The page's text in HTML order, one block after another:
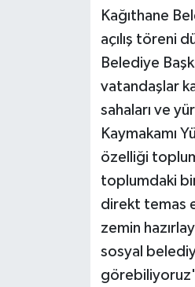
Kağıthane
açılış töreni
Belediye
vatandaşlar
sahaları ve
Kaymakamı
özelliği
toplumdaki
direkt temas
zemin
sosyal